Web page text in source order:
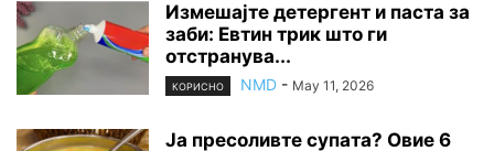
Измешајте детергент и паста за
заби: Евтин трик што ги
отстранува...
КОРИСНО NMD - May 11, 2026
Ја пресоливте супата? Овие 6